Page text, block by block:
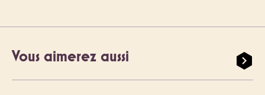
Vous aimerez aussi